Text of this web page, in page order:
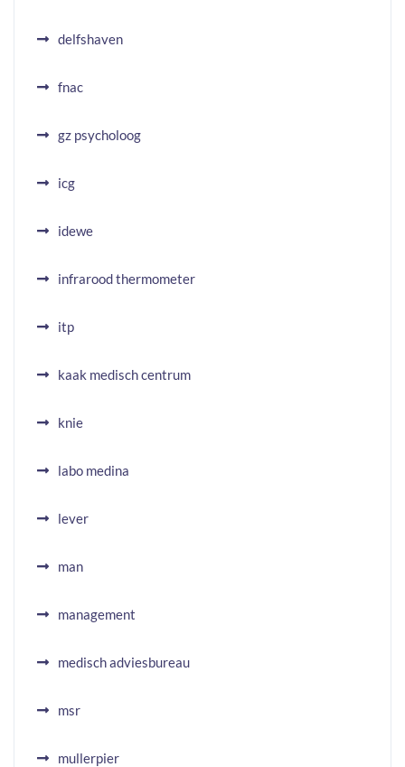
delfshaven
fnac
gz psycholoog
icg
idewe
infrarood thermometer
itp
kaak medisch centrum
knie
labo medina
lever
man
management
medisch adviesbureau
msr
mullerpier